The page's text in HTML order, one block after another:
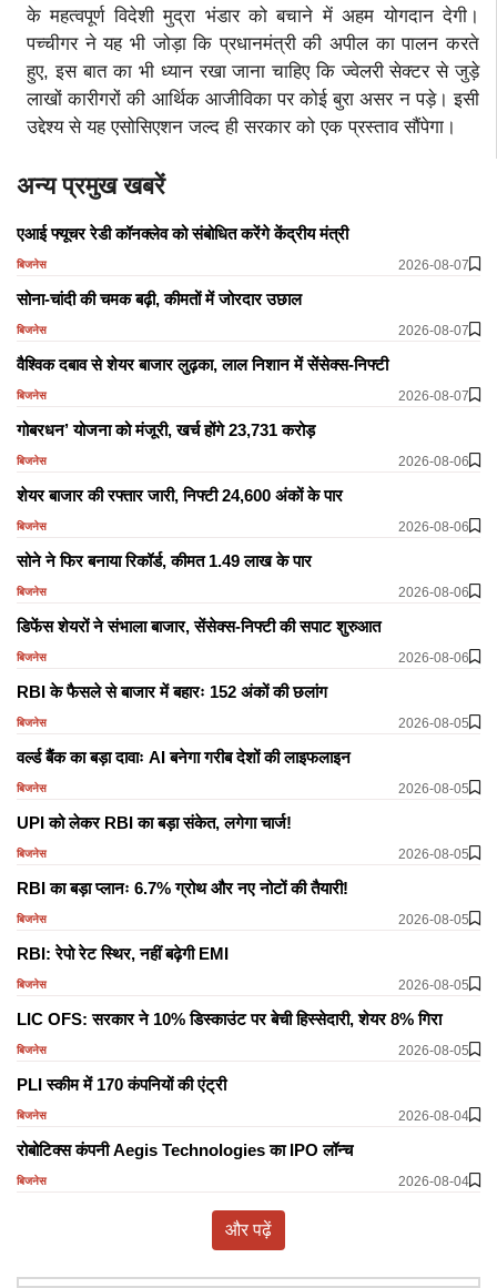
के महत्वपूर्ण विदेशी मुद्रा भंडार को बचाने में अहम योगदान देगी।
पच्चीगर ने यह भी जोड़ा कि प्रधानमंत्री की अपील का पालन करते
हुए, इस बात का भी ध्यान रखा जाना चाहिए कि ज्वेलरी सेक्टर से जुड़े
लाखों कारीगरों की आर्थिक आजीविका पर कोई बुरा असर न पड़े। इसी
उद्देश्य से यह एसोसिएशन जल्द ही सरकार को एक प्रस्ताव सौंपेगा।
अन्य प्रमुख खबरें
एआई फ्यूचर रेडी कॉनक्लेव को संबोधित करेंगे केंद्रीय मंत्री
बिजनेस 2026-08-07
सोना-चांदी की चमक बढ़ी, कीमतों में जोरदार उछाल
बिजनेस 2026-08-07
वैश्विक दबाव से शेयर बाजार लुढ़का, लाल निशान में सेंसेक्स-निफ्टी
बिजनेस 2026-08-07
गोबरधन’ योजना को मंजूरी, खर्च होंगे 23,731 करोड़
बिजनेस 2026-08-06
शेयर बाजार की रफ्तार जारी, निफ्टी 24,600 अंकों के पार
बिजनेस 2026-08-06
सोने ने फिर बनाया रिकॉर्ड, कीमत 1.49 लाख के पार
बिजनेस 2026-08-06
डिफेंस शेयरों ने संभाला बाजार, सेंसेक्स-निफ्टी की सपाट शुरुआत
बिजनेस 2026-08-06
RBI के फैसले से बाजार में बहारः 152 अंकों की छलांग
बिजनेस 2026-08-05
वर्ल्ड बैंक का बड़ा दावाः AI बनेगा गरीब देशों की लाइफलाइन
बिजनेस 2026-08-05
UPI को लेकर RBI का बड़ा संकेत, लगेगा चार्ज!
बिजनेस 2026-08-05
RBI का बड़ा प्लानः 6.7% ग्रोथ और नए नोटों की तैयारी!
बिजनेस 2026-08-05
RBI: रेपो रेट स्थिर, नहीं बढ़ेगी EMI
बिजनेस 2026-08-05
LIC OFS: सरकार ने 10% डिस्काउंट पर बेची हिस्सेदारी, शेयर 8% गिरा
बिजनेस 2026-08-05
PLI स्कीम में 170 कंपनियों की एंट्री
बिजनेस 2026-08-04
रोबोटिक्स कंपनी Aegis Technologies का IPO लॉन्च
बिजनेस 2026-08-04
और पढ़ें